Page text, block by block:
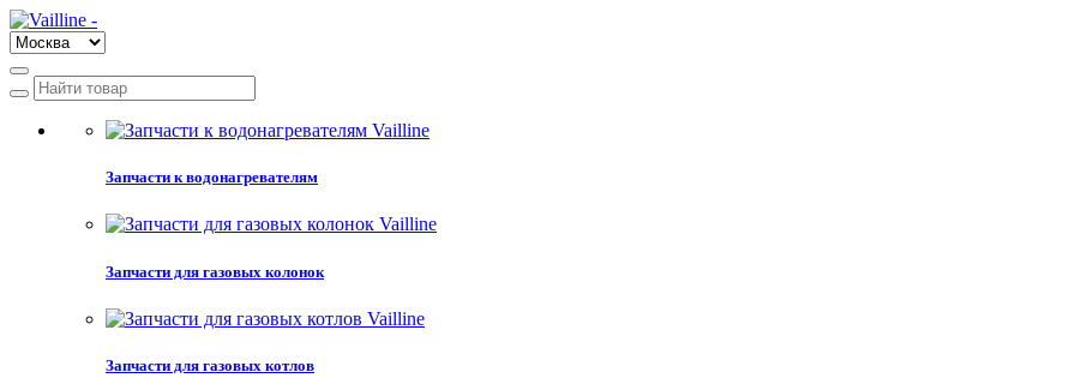
Запчасти к водонагревателям
Запчасти для газовых колонок
Запчасти для газовых котлов